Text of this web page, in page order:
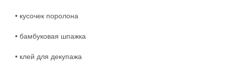
• кусочек поролона
• бамбуковая шпажка
• клей для декупажа